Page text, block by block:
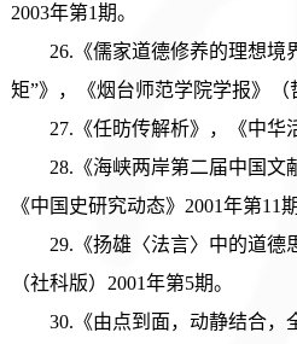
2003年第1期。
26.《儒家道德修养的理想
矩”》，《烟台师范学院学报》（
27.《任昉传解析》，《中华
28.《海峡两岸第二届中国文
《中国史研究动态》2001年第11
29.《扬雄〈法言〉中的道德
（社科版）2001年第5期。
30.《由点到面，动静结合